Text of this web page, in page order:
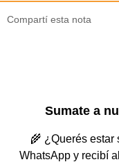
Compartí esta nota
Sumate a
🌾 ¿Querés estar
WhatsApp y recibí